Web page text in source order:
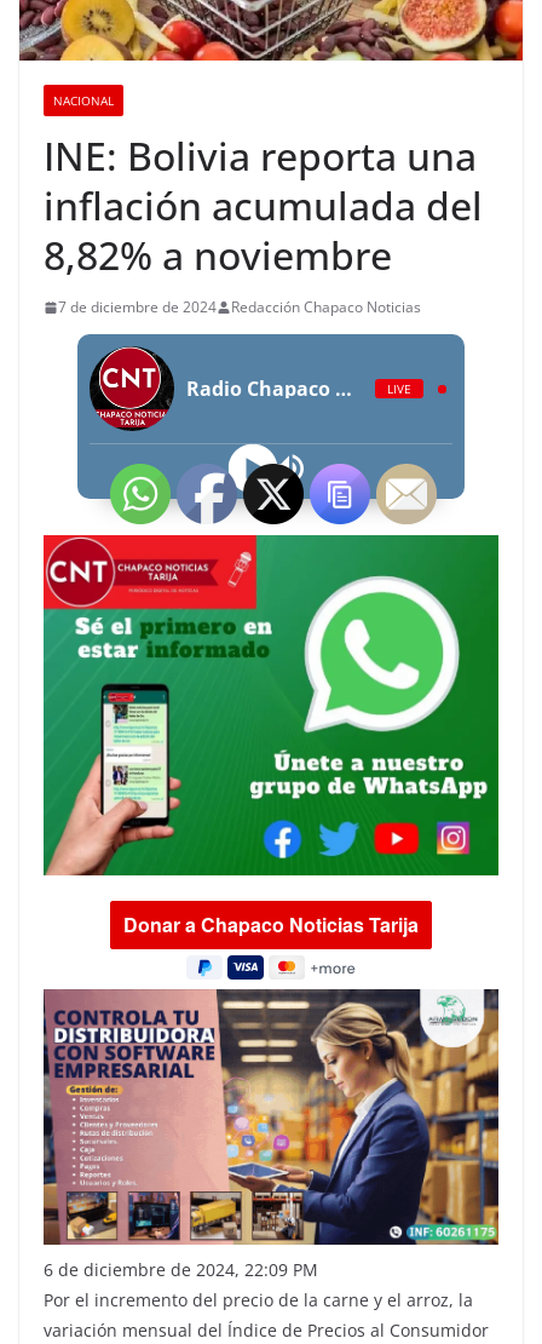
NACIONAL
INE: Bolivia reporta una
inflación acumulada del
8,82% a noviembre
7 de diciembre de 2024 Redacción Chapaco Noticias
Radio Chapaco Noticias Las 24 horas en vivo LIVE
6 de diciembre de 2024, 22:09 PM
Por el incremento del precio de la carne y el arroz, la
variación mensual del Índice de Precios al Consumidor